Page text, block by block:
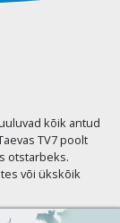
kõik antud
TV7 poolt
otstarbeks.
või ükskõik